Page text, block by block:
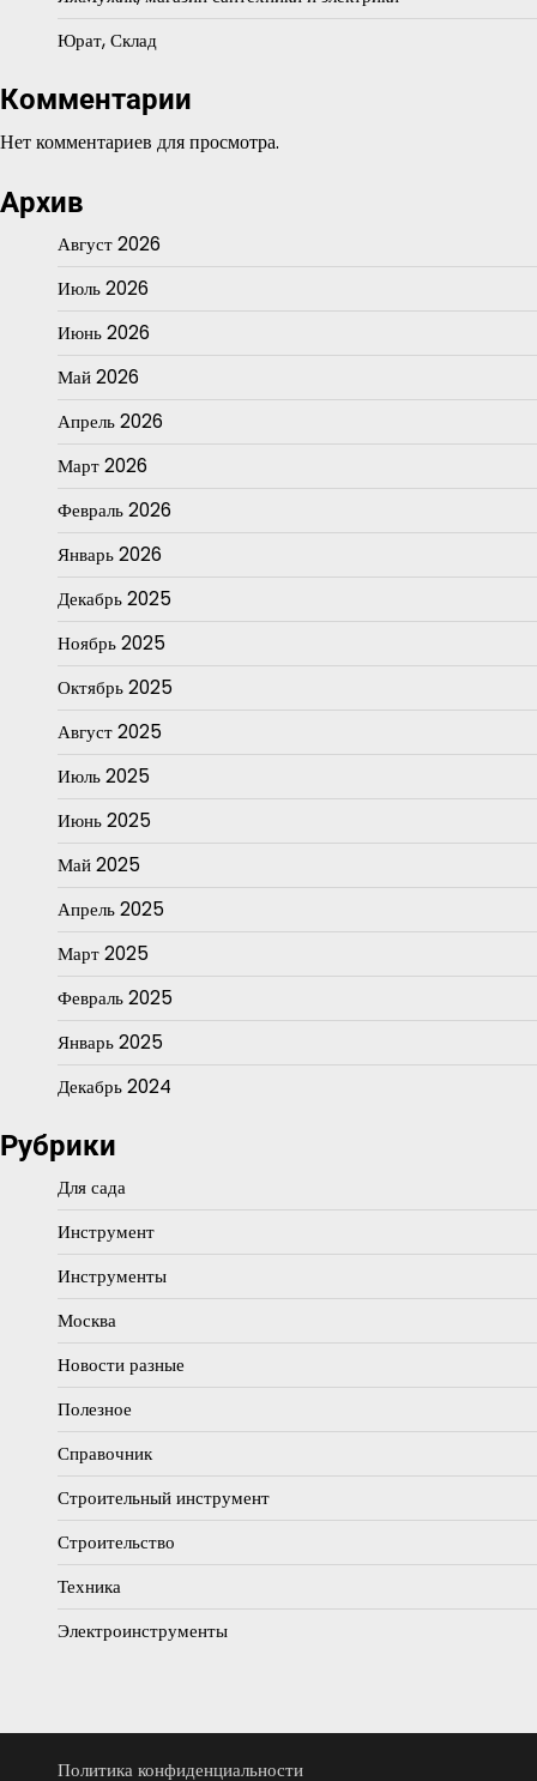
Юрат, Склад
Комментарии
Нет комментариев для просмотра.
Архив
Август 2026
Июль 2026
Июнь 2026
Май 2026
Апрель 2026
Март 2026
Февраль 2026
Январь 2026
Декабрь 2025
Ноябрь 2025
Октябрь 2025
Август 2025
Июль 2025
Июнь 2025
Май 2025
Апрель 2025
Март 2025
Февраль 2025
Январь 2025
Декабрь 2024
Рубрики
Для сада
Инструмент
Инструменты
Москва
Новости разные
Полезное
Справочник
Строительный инструмент
Строительство
Техника
Электроинструменты
Политика конфиденциальности